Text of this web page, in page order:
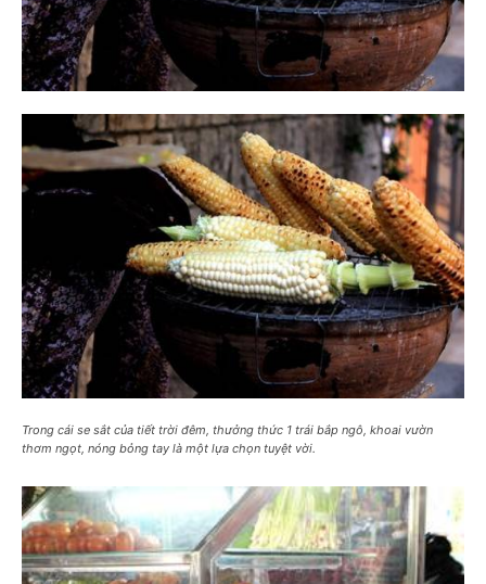
Trong cái se sắt của tiết trời đêm, thưởng thức 1 trái bắp ngô, khoai vườn
thơm ngọt, nóng bỏng tay là một lựa chọn tuyệt vời.